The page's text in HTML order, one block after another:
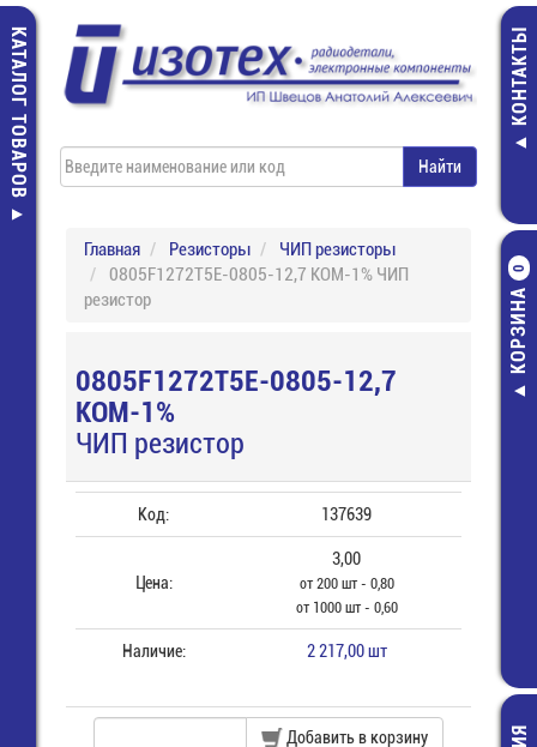
КАТАЛОГ ТОВАРОВ КОНТАКТЫ
КОРЗИНА
0
Главная Резисторы
ЧИП резисторы
0805F1272T5E-0805-12,7 КОМ-1% ЧИП
резистор
0805F1272T5E-0805-12,7
КОМ-1%
ЧИП резистор
Код: 137639
Цена:
3,00
от 200 шт - 0,80
от 1000 шт - 0,60
Наличие: 2 217,00 шт
Добавить в корзину